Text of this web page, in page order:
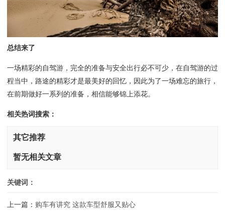
总结来了
一场精彩的自驾游，完全的准备与安全出行必不可少，在自驾游的过
程当中，路途的精彩才是最美好的回忆，因此为了一场难忘的旅行，
在前期做好一系列的准备，相信能够锦上添花。
相关热词搜索：
其它推荐
暂无相关文章
关键词：
上一篇： 购车有讲究 这款车型舒服又贴心